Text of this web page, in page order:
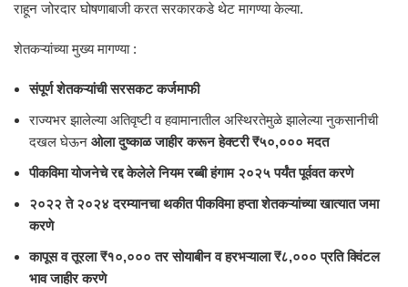
राहून जोरदार घोषणाबाजी करत सरकारकडे थेट मागण्या केल्या.
शेतकऱ्यांच्या मुख्य मागण्या :
संपूर्ण शेतकऱ्यांची सरसकट कर्जमाफी
राज्यभर झालेल्या अतिवृष्टी व हवामानातील अस्थिरतेमुळे झालेल्या नुकसानीची
दखल घेऊन ओला दुष्काळ जाहीर करून हेक्टरी ₹५०,००० मदत
पीकविमा योजनेचे रद्द केलेले नियम रब्बी हंगाम २०२५ पर्यंत पूर्ववत करणे
२०२२ ते २०२४ दरम्यानचा थकीत पीकविमा हप्ता शेतकऱ्यांच्या खात्यात जमा
करणे
कापूस व तूरला ₹१०,००० तर सोयाबीन व हरभऱ्याला ₹८,००० प्रति क्विंटल
भाव जाहीर करणे